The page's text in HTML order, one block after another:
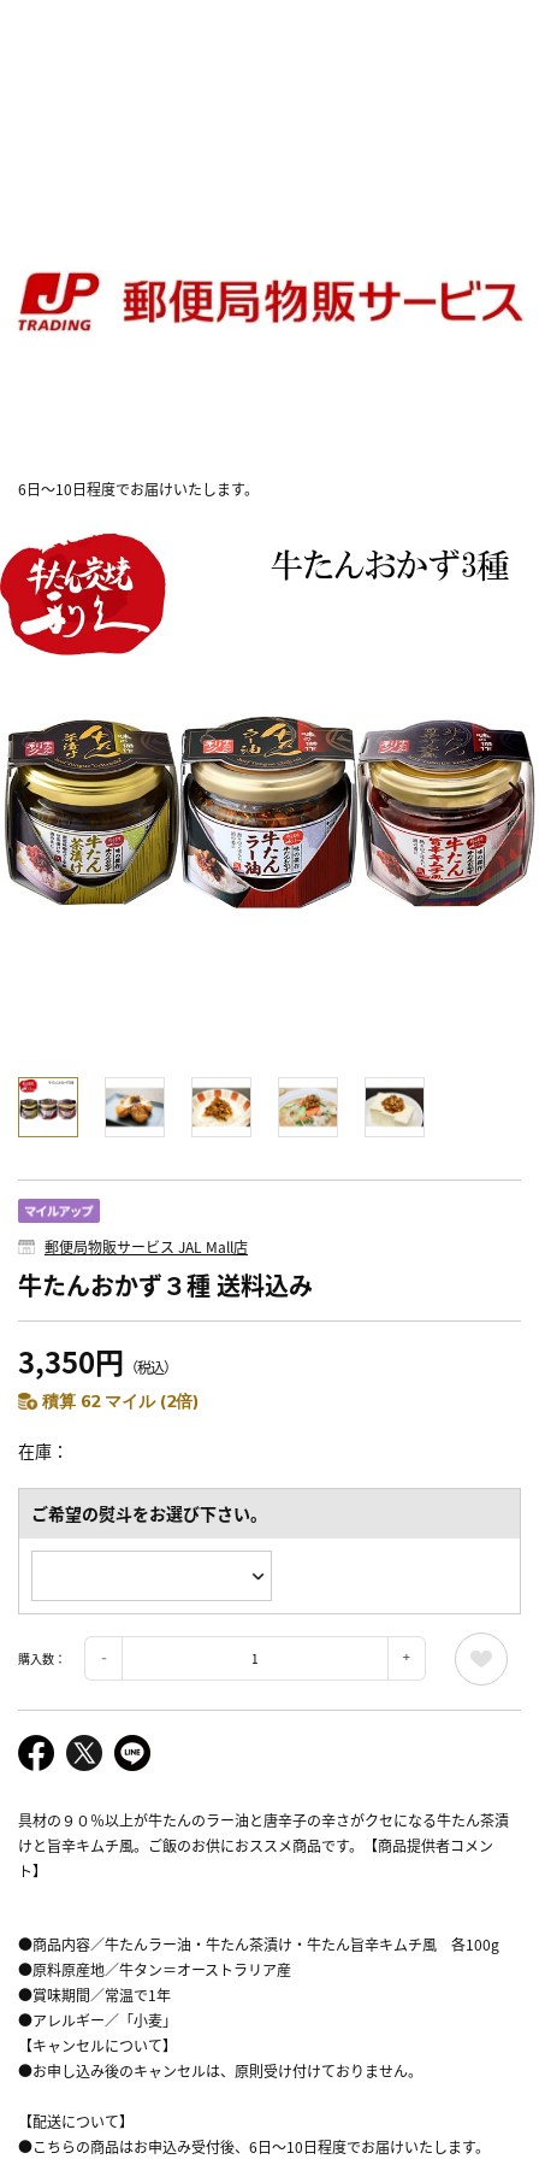
6日～10日程度でお届けいたします。
郵便局物販サービス JAL Mall店
牛たんおかず３種 送料込み
3,350円 （税込）
積算 62 マイル (2倍)
在庫
ご希望の熨斗をお選び下さい。
購入数：
具材の９０％以上が牛たんのラー油と唐辛子の辛さがクセになる牛たん茶漬
けと旨辛キムチ風。ご飯のお供におススメ商品です。【商品提供者コメン
ト】
●商品内容／牛たんラー油・牛たん茶漬け・牛たん旨辛キムチ風 各100g
●原料原産地／牛タン＝オーストラリア産
●賞味期間／常温で1年
●アレルギー／「小麦」
【キャンセルについて】
●お申し込み後のキャンセルは、原則受け付けておりません。
【配送について】
●こちらの商品はお申込み受付後、6日～10日程度でお届けいたします。